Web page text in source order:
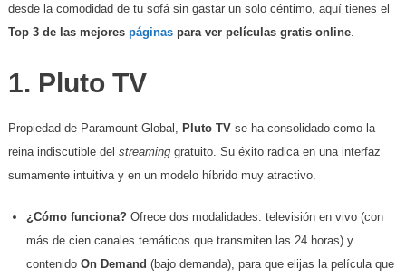
desde la comodidad de tu sofá sin gastar un solo céntimo, aquí tienes el
Top 3 de las mejores páginaspara ver películas gratis online.
​1. Pluto TV
​Propiedad de Paramount Global, Pluto TVse ha consolidado como la
reina indiscutible del streaminggratuito. Su éxito radica en una interfaz
sumamente intuitiva y en un modelo híbrido muy atractivo.
¿Cómo funciona?Ofrece dos modalidades: televisión en vivo (con
más de cien canales temáticos que transmiten las 24 horas) y
contenido On Demand (bajo demanda), para que elijas la película que